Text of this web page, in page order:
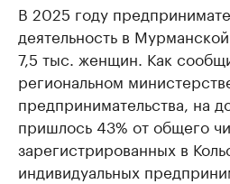
В 2025 году
деятельность в
7,5 тыс. женщин. Как
региональном
предпринимательства, на
пришлось 43% от общего
зарегистрированных в
индивидуальных